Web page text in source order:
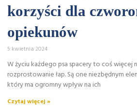
korzyści dla
opiekunów
5 kwietnia 2024
W życiu każdego psa spacery to coś więcej
rozprostowanie łap. Są one niezbędnym
który ma ogromny wpływ na ich
Czytaj więcej »